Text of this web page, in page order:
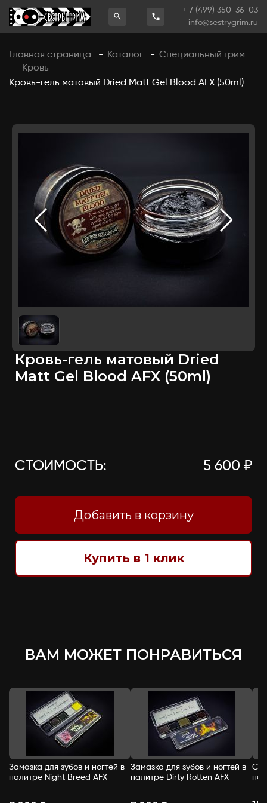
+ 7 (499) 350-36-03
info@sestrygrim.ru
Главная страница - Каталог - Специальный грим
-
Кровь
-
Кровь-гель матовый Dried Matt Gel Blood AFX (50ml)
Кровь-гель матовый Dried
Matt Gel Blood AFX (50ml)
СТОИМОСТЬ: 5 600 ₽
Добавить в корзину
Купить в 1 клик
ВАМ МОЖЕТ ПОНРАВИТЬСЯ
Замазка для зубов и ногтей в
палитре Night Breed AFX
Замазка для зубов и ногтей в
палитре Dirty Rotten AFX